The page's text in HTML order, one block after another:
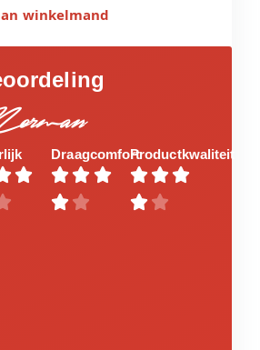
winkelmand

Draagcomfort
 
 
Productkwaliteit

 